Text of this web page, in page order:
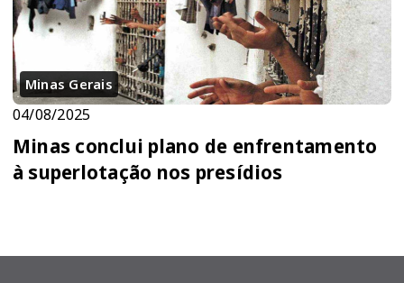
Minas Gerais
04/08/2025
Minas conclui plano de enfrentamento
à superlotação nos presídios